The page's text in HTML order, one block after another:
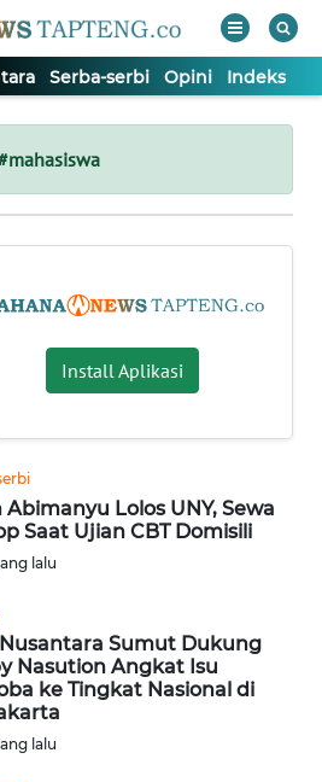
Serba-serbi Opini Indeks
Install Aplikasi
Abimanyu Lolos UNY, Sewa
Saat Ujian CBT Domisili
lalu
Nusantara Sumut Dukung
Nasution Angkat Isu
ke Tingkat Nasional di
lalu